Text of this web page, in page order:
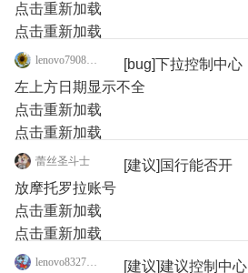
点击重新加载
点击重新加载
lenovo79088135
[bug]下拉控制中心
左上方日期显示不全
点击重新加载
点击重新加载
蕾丝圣斗士
[建议]国行能否开
放摩托罗拉账号
点击重新加载
点击重新加载
lenovo83273770 [建议]建议控制中心